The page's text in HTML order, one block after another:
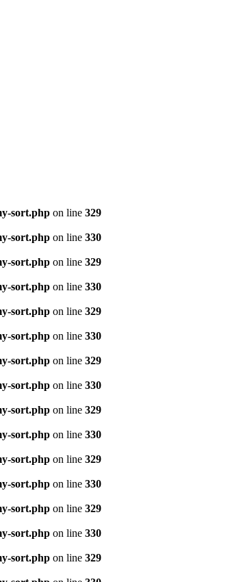
sort.php on line 329
sort.php on line 330
sort.php on line 329
sort.php on line 330
sort.php on line 329
sort.php on line 330
sort.php on line 329
sort.php on line 330
sort.php on line 329
sort.php on line 330
sort.php on line 329
sort.php on line 330
sort.php on line 329
sort.php on line 330
sort.php on line 329